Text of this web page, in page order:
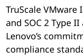
y
TruScale VMware
and SOC 2 Type
Lenovo’s
compliance